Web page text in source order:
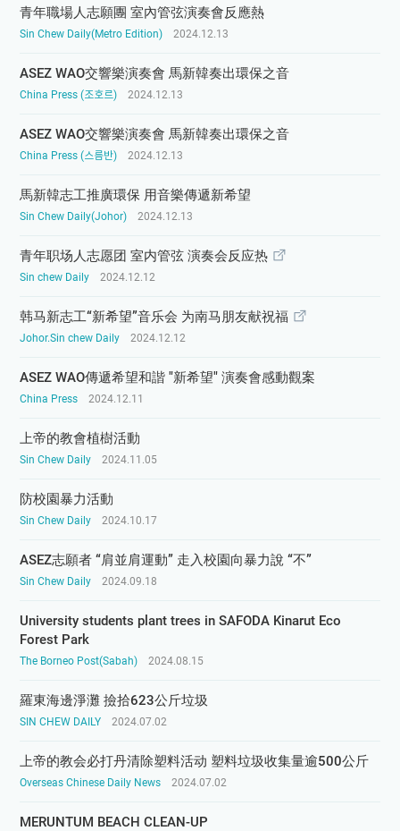
青年職場人志願團 室內管弦演奏會反應熱
Sin Chew Daily(Metro Edition) 2024.12.13
ASEZ WAO交響樂演奏會 馬新韓奏出環保之音
China Press (조호르) 2024.12.13
ASEZ WAO交響樂演奏會 馬新韓奏出環保之音
China Press (스름반) 2024.12.13
馬新韓志工推廣環保 用音樂傳遞新希望
Sin Chew Daily(Johor) 2024.12.13
青年职场人志愿团 室内管弦 演奏会反应热
Sin chew Daily 2024.12.12
韩马新志工“新希望”音乐会 为南马朋友献祝福
Johor.Sin chew Daily 2024.12.12
ASEZ WAO傳遞希望和諧 "新希望" 演奏會感動觀案
China Press 2024.12.11
上帝的教會植樹活動
Sin Chew Daily 2024.11.05
防校園暴力活動
Sin Chew Daily 2024.10.17
ASEZ志願者 “肩並肩運動” 走入校園向暴力說 “不”
Sin Chew Daily 2024.09.18
University students plant trees in SAFODA Kinarut Eco
Forest Park
The Borneo Post(Sabah) 2024.08.15
羅東海邊淨灘 撿拾623公斤垃圾
SIN CHEW DAILY 2024.07.02
上帝的教会必打丹清除塑料活动 塑料垃圾收集量逾500公斤
Overseas Chinese Daily News 2024.07.02
MERUNTUM BEACH CLEAN-UP